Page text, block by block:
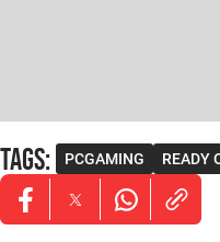
Tags: PCGAMING READY
Opens in new window
Opens in new
Opens in